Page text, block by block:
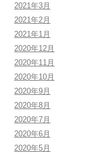
2021年3月
2021年2月
2021年1月
2020年12月
2020年11月
2020年10月
2020年9月
2020年8月
2020年7月
2020年6月
2020年5月